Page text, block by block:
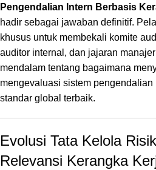
Pengendalian Intern Berbasis
hadir sebagai jawaban definitif.
khusus untuk membekali komite
auditor internal, dan jajaran
mendalam tentang bagaimana
mengevaluasi sistem pengendalian
standar global terbaik.
Evolusi Tata Kelola
Relevansi Kerangka